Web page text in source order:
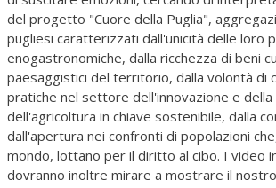
del progetto "Cuore della Puglia",
pugliesi caratterizzati dall'unicità delle loro
enogastronomiche, dalla ricchezza di beni
paesaggistici del territorio, dalla volontà di
pratiche nel settore dell'innovazione e della
dell'agricoltura in chiave sostenibile, dalla
dall'apertura nei confronti di popolazioni
mondo, lottano per il diritto al cibo. I video
dovranno inoltre mirare a mostrare il